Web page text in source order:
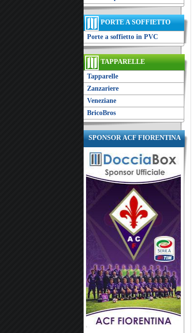
PORTE A SOFFIETTO
Porte a soffietto in PVC
TAPPARELLE
Tapparelle
Zanzariere
Veneziane
BricoBros
SPONSOR ACF FIORENTINA